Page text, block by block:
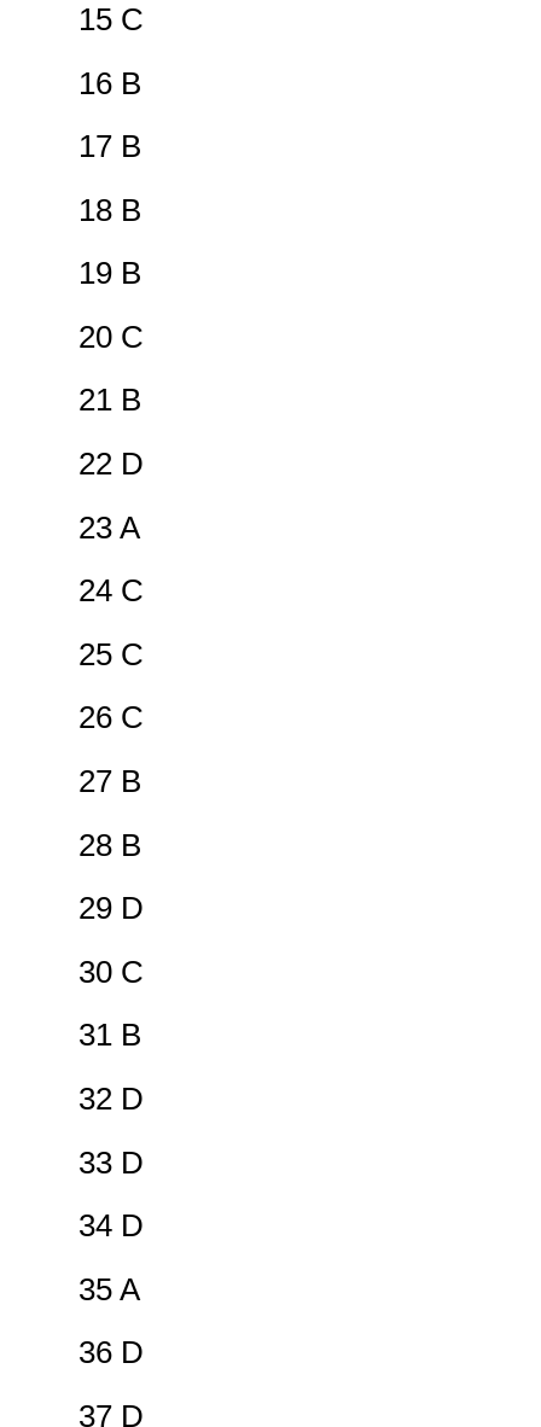
15 C
16 B
17 B
18 B
19 B
20 C
21 B
22 D
23 A
24 C
25 C
26 C
27 B
28 B
29 D
30 C
31 B
32 D
33 D
34 D
35 A
36 D
37 D